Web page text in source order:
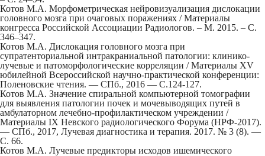
Котов М.А. Морфометрическая нейровизуализация дислокации
головного мозга при очаговых поражениях / Материалы
конгресса Российской Ассоциации Радиологов. – М. 2015. – С.
346–347.
Котов М.А. Дислокация головного мозга при
супратенториальной интракраниальной патологии: клинико-
лучевые и патоморфологические корреляции / Материалы XV
юбилейной Всероссийской научно-практической конференции:
Поленовские чтения. — СПб., 2016 — С.124-127.
Котов М.А. Значение спиральной компьютерной томографии
для выявления патологии почек и мочевыводящих путей в
амбулаторном лечебно-профилактическом учреждении /
Материалы IX Невского радиологического Форума (НРФ-2017).
— СПб., 2017, Лучевая диагностика и терапия. 2017. № 3 (8). —
С. 66.
Котов М.А. Лучевые предикторы исходов ишемического